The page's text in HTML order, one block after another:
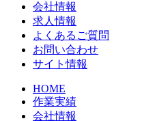
会社情報
求人情報
よくあるご質問
お問い合わせ
サイト情報
HOME
作業実績
会社情報